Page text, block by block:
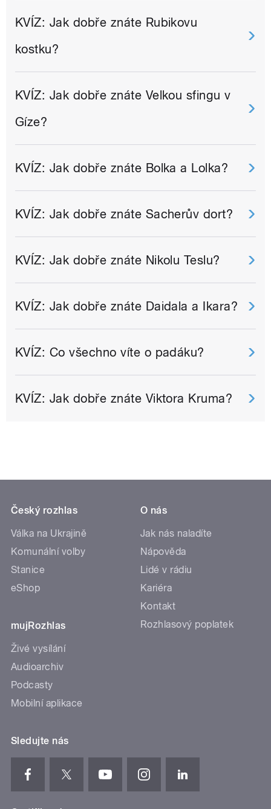
KVÍZ: Jak dobře znáte Rubikovu
kostku?
KVÍZ: Jak dobře znáte Velkou sfingu v
Gíze?
KVÍZ: Jak dobře znáte Bolka a Lolka?
KVÍZ: Jak dobře znáte Sacherův dort?
KVÍZ: Jak dobře znáte Nikolu Teslu?
KVÍZ: Jak dobře znáte Daidala a Ikara?
KVÍZ: Co všechno víte o padáku?
KVÍZ: Jak dobře znáte Viktora Kruma?
Český rozhlas
Válka na Ukrajině
Komunální volby
Stanice
eShop
mujRozhlas
Živé vysílání
Audioarchiv
Podcasty
Mobilní aplikace
O nás
Jak nás naladíte
Nápověda
Lidé v rádiu
Kariéra
Kontakt
Rozhlasový poplatek
Sledujte nás